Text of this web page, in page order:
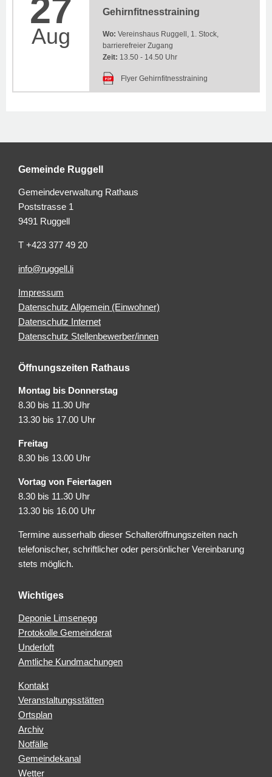
27
Aug
Gehirnfitnesstraining
Wo: Vereinshaus Ruggell, 1. Stock,
barrierefreier Zugang
Zeit: 13.50 - 14.50 Uhr
Flyer Gehirnfitnesstraining
Gemeinde Ruggell
Gemeindeverwaltung Rathaus
Poststrasse 1
9491 Ruggell
T +423 377 49 20
info@ruggell.li
Impressum
Datenschutz Allgemein (Einwohner)
Datenschutz Internet
Datenschutz Stellenbewerber/innen
Öffnungszeiten Rathaus
Montag bis Donnerstag
8.30 bis 11.30 Uhr
13.30 bis 17.00 Uhr
Freitag
8.30 bis 13.00 Uhr
Vortag von Feiertagen
8.30 bis 11.30 Uhr
13.30 bis 16.00 Uhr
Termine ausserhalb dieser Schalteröffnungszeiten nach
telefonischer, schriftlicher oder persönlicher Vereinbarung
stets möglich.
Wichtiges
Deponie Limsenegg
Protokolle Gemeinderat
Underloft
Amtliche Kundmachungen
Kontakt
Veranstaltungsstätten
Ortsplan
Archiv
Notfälle
Gemeindekanal
Wetter